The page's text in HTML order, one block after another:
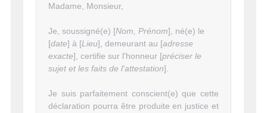
Madame, Monsieur,
Je, soussigné(e) [Nom, Prénom], né(e) le
[date] à [Lieu], demeurant au [adresse
exacte], certifie sur l'honneur [préciser le
sujet et les faits de l'attestation].
Je suis parfaitement conscient(e) que cette
déclaration pourra être produite en justice et